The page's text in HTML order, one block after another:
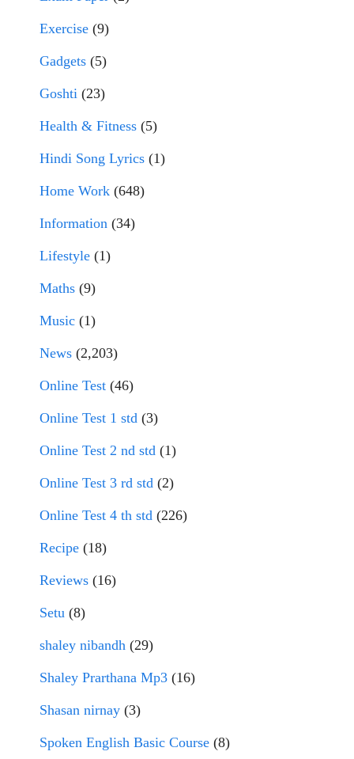
Exercise (9)
Gadgets (5)
Goshti (23)
Health & Fitness (5)
Hindi Song Lyrics (1)
Home Work (648)
Information (34)
Lifestyle (1)
Maths (9)
Music (1)
News (2,203)
Online Test (46)
Online Test 1 std (3)
Online Test 2 nd std (1)
Online Test 3 rd std (2)
Online Test 4 th std (226)
Recipe (18)
Reviews (16)
Setu (8)
shaley nibandh (29)
Shaley Prarthana Mp3 (16)
Shasan nirnay (3)
Spoken English Basic Course (8)